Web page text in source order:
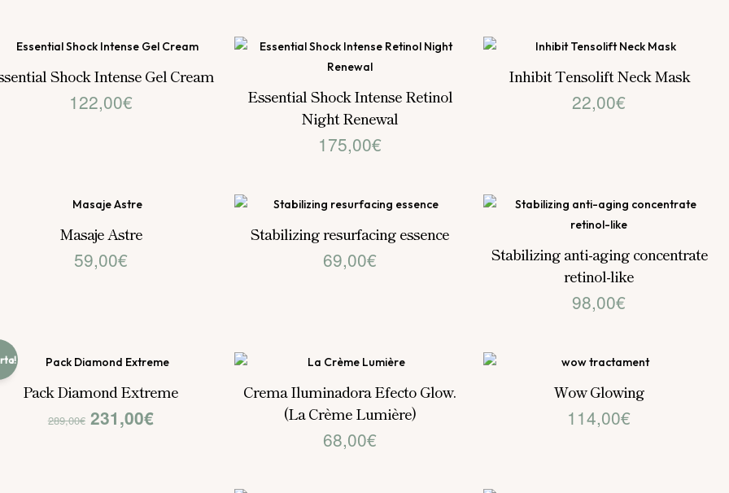
Shock Intense Gel Cream
122,00€
Essential Shock Intense Retinol
Night Renewal
175,00€
Inhibit Tensolift Neck Mask
22,00€
Masaje Astre
59,00€
Stabilizing resurfacing essence
69,00€
Stabilizing anti-aging concentrate
retinol-like
98,00€
Pack Diamond Extreme
289,00€ El
231,00€El
Crema Iluminadora Efecto Glow.
(La Crème Lumière)
68,00€
Wow Glowing
114,00€